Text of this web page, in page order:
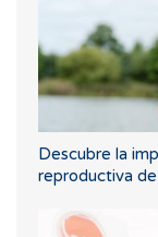
Descubre la
reproductiva